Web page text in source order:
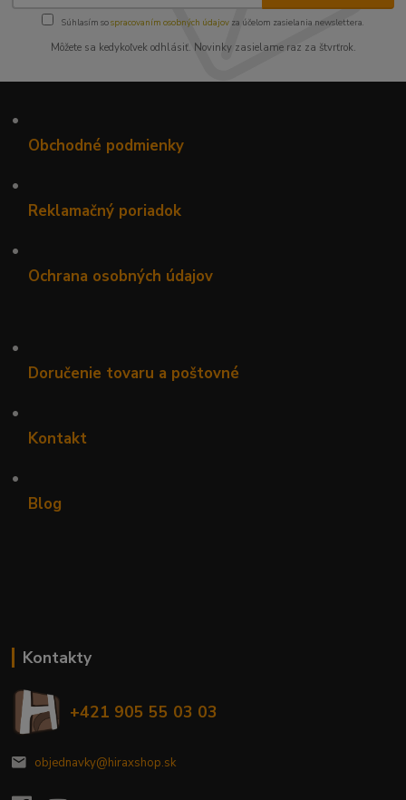
Súhlasím sospracovaním osobných údajov za účelom zasielania newslettera.
Môžete sa kedykoľvek odhlásiť. Novinky zasielame raz za štvrťrok.
•
Obchodné podmienky
•
Reklamačný poriadok
•
Ochrana osobných údajov
•
Doručenie tovaru a poštovné
•
Kontakt
•
Blog
Kontakty
+421 905 55 03 03
objednavky@hiraxshop.sk